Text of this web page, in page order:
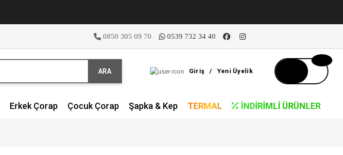
0850 305 09 70 0539 732 34 40
ARA Giriş / Yeni Üyelik
Erkek Çorap Çocuk Çorap Şapka & Kep TERMAL İNDIRIMLI ÜRÜNLER